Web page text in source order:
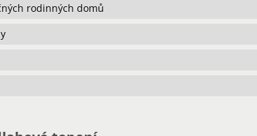
rodinných domů